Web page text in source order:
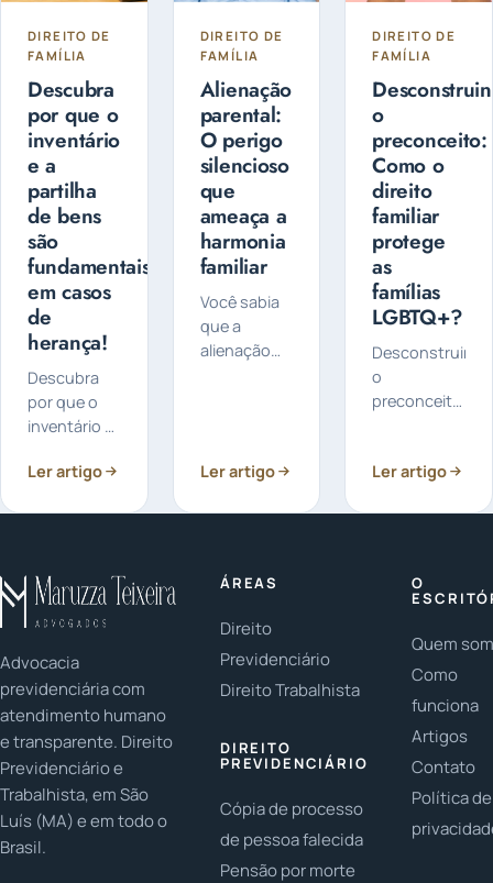
DIREITO DE
FAMÍLIA
Descubra
por que o
inventário
e a
partilha
de bens
são
fundamentais
em casos
de
herança!
Descubra
por que o
inventário e
bens são
Você já
parou para
pensar na
Ler artigo
DIREITO DE
FAMÍLIA
Alienação
parental:
O perigo
silencioso
que
ameaça a
harmonia
familiar
Você sabia
que a
alienação
pode afetar
entre pais e
fundamental
Ler artigo
DIREITO DE
FAMÍLIA
o
preconceito:
Como o
direito
familiar
protege
as
famílias
LGBTQ+?
Desconstruindo
o
preconceito:
familiar
LGBTQ+ têm
Ler artigo
Advocacia
previdenciária com
atendimento humano
e transparente. Direito
Previdenciário e
Trabalhista, em São
Luís (MA) e em todo o
Brasil.
ÁREAS
Direito
Previdenciário
Direito Trabalhista
DIREITO
PREVIDENCIÁRIO
Cópia de processo
de pessoa falecida
Pensão por morte
O
Quem
Como
funciona
Artigos
Contato
Política de